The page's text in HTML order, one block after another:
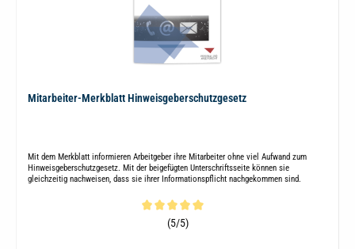
Mitarbeiter-Merkblatt Hinweisgeberschutzgesetz
Mit dem Merkblatt informieren Arbeitgeber ihre Mitarbeiter ohne viel Aufwand zum
Hinweisgeberschutzgesetz. Mit der beigefügten Unterschriftsseite können sie
gleichzeitig nachweisen, dass sie ihrer Informationspflicht nachgekommen sind.
Durchschnittliche Bewertung von 5 von 5 Sternen
(5/5)